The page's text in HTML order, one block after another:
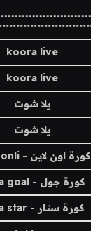
koora live
koora live
يلا شوت
يلا شوت
كورة اون لاين - kora onli
كورة جول - kora goal
كورة ستار - kora star